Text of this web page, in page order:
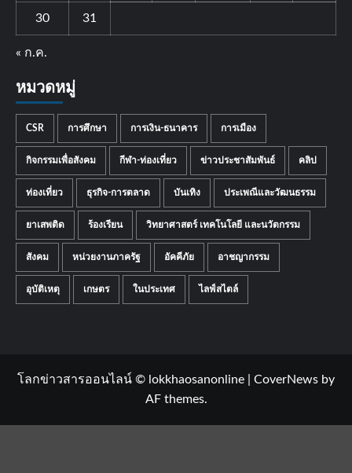
30 31
« ก.ค.
หมวดหมู่
CSR การศึกษา การเงิน-ธนาคาร การเมือง
กิจกรรมเพื่อสังคม กีฬา-ท่องเที่ยว ข่าวประชาสัมพันธ์ คลิป
ท่องเที่ยว ธุรกิจ-การตลาด บันเทิง ประเพณีและวัฒนธรรม
ยาเสพติด ร้องเรียน วิทยาศาสตร์ เทคโนโลยี และนวัตกรรม
สังคม หน่วยงานภาครัฐ อัคคีภัย อาชญากรรม
อุบัติเหตุ เกษตร ในประเทศ ไลฟ์สไตล์
โลกข่าวสารออนไลน์ © lokkhaosanonline CoverNews by
AF themes.